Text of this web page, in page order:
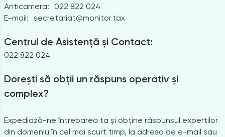
Anticamera:
022 822 024
E-mail: secretariat@monitor.tax
Centrul de Asistență și Contact:
022 822 024
Dorești să obții un răspuns operativ și
complex?
Expediază-ne întrebarea ta și obține răspunsul experților
din domeniu în cel mai scurt timp, la adresa de e-mail sau